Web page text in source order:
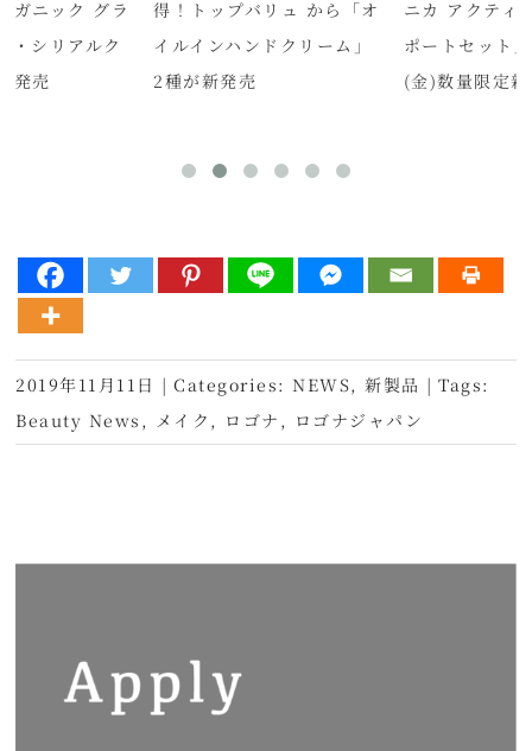
ガニック グラ
・シリアルク
発売
得！トップバリュ から「オ
イルインハンドクリーム」
2種が新発売
ニカ アクティ
ポートセット
(金)数量限定
2019年11月11日 | Categories:NEWS,新製品 | Tags:
Beauty News , メイク , ロゴナ , ロゴナジャパン